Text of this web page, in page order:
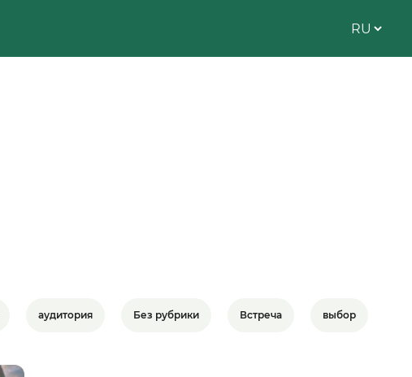
аудитория Без рубрики Встреча выбор